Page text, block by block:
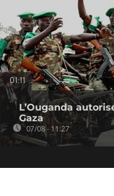
01:11
L’Ouganda
Gaza
07/08 - 11:27